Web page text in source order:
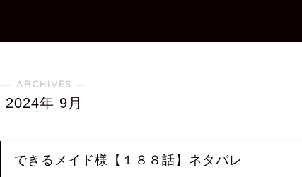
― ARCHIVES ―
2024年 9月
できるメイド様【１８８話】ネタバレ